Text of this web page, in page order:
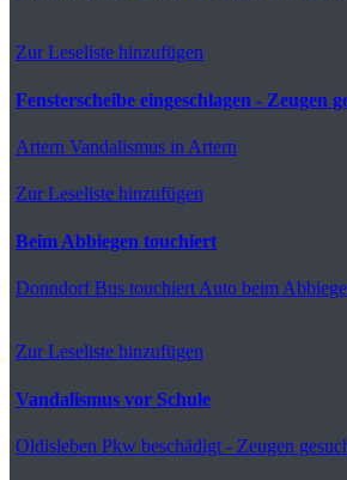
Zur Leseliste hinzufügen
Fensterscheibe eingeschlagen - Zeugen
Artern Vandalismus in Artern
Zur Leseliste hinzufügen
Beim Abbiegen touchiert
DonndorfBus touchiert Auto beim
Zur Leseliste hinzufügen
Vandalismus vor Schule
Oldisleben Pkw beschädigt - Zeugen